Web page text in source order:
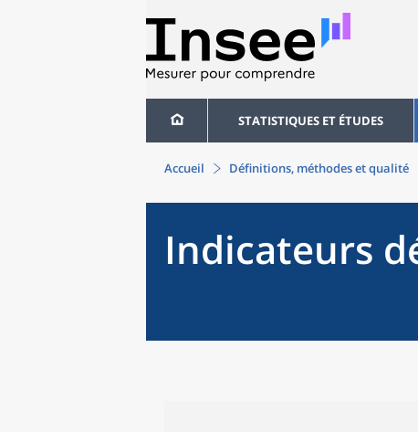
STATISTIQUES ET ÉTUDES
Accueil Définitions, méthodes et qualité
Indicateurs